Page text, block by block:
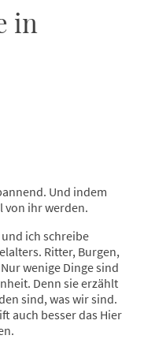
in
Und indem
von ihr werden.
ich schreibe
Ritter, Burgen,
wenige Dinge sind
Denn sie erzählt
sind, was wir sind.
auch besser das Hier